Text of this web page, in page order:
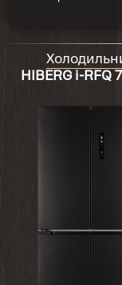
HIBERG i-RFQ